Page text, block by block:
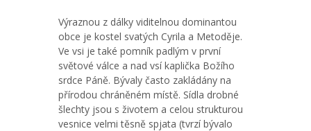
Výraznou z dálky viditelnou dominantou
obce je kostel svatých Cyrila a Metoděje.
Ve vsi je také pomník padlým v první
světové válce a nad vsí kaplička Božího
srdce Páně. Bývaly často zakládány na
přírodou chráněném místě. Sídla drobné
šlechty jsou s životem a celou strukturou
vesnice velmi těsně spjata (tvrzí bývalo